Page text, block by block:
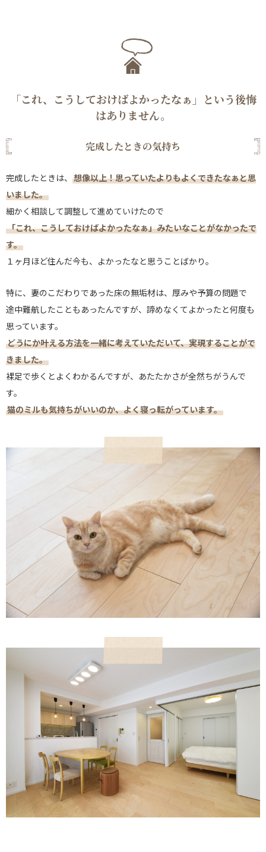
「これ、こうしておけばよかったなぁ」という後悔
はありません。
完成したときの気持ち
完成したときは、 想像以上！思っていたよりもよくできたなぁと思
いました。
細かく相談して調整して進めていけたので
「これ、こうしておけばよかったなぁ」みたいなことがなかったで
す。
１ヶ月ほど住んだ今も、よかったなと思うことばかり。
特に、妻のこだわりであった床の無垢材は、厚みや予算の問題で
途中難航したこともあったんですが、諦めなくてよかったと何度も
思っています。
どうにか叶える方法を一緒に考えていただいて、実現することがで
きました。
裸足で歩くとよくわかるんですが、あたたかさが全然ちがうんで
す。
猫のミルも気持ちがいいのか、よく寝っ転がっています。